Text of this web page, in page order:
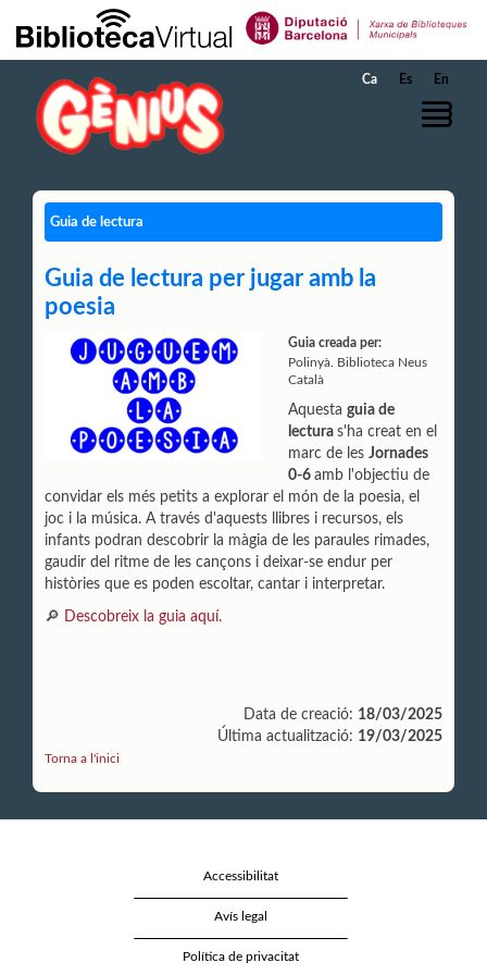
Salta al contingut principal
Ca Es En
Guia de lectura
Guia de lectura per jugar amb la
poesia
Guia creada per:
Polinyà. Biblioteca Neus
Català
Aquestaguia de
lecturas'ha creat en el
marc de lesJornades
0-6amb l'objectiu de
convidar els més petits a explorar el món de la poesia, el
joc i la música. A través d'aquests llibres i recursos, els
infants podran descobrir la màgia de les paraules rimades,
gaudir del ritme de les cançons i deixar-se endur per
històries que es poden escoltar, cantar i interpretar.
🔎 Descobreix la guia aquí.
Data de creació: 18/03/2025
Última actualització: 19/03/2025
Torna a l'inici
Accessibilitat
Avís legal
Política de privacitat